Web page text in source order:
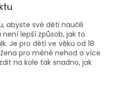
abyste své děti naučili
lepší způsob, jak to
Je pro děti ve věku od 18
pro méně nehod a více
na kole tak snadno, jak